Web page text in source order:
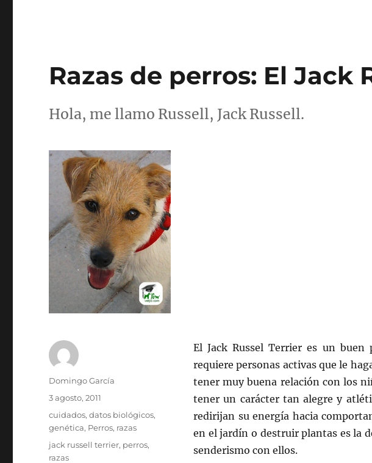
Razas de perros: El Jack
Hola, me llamo Russell, Jack Russell.
El Jack Russel Terrier es un
requiere personas activas que le
tener muy buena relación con los
tener un carácter tan alegre y
redirijan su energía hacia
en el jardín o destruir plantas es la
senderismo con ellos.
Autor
Domingo García
Publicado
3 agosto, 2011
Categorías
cuidados,datos biológicos,
genética, Perros, razas
Etiquetas
jack russell terrier, perros,
razas